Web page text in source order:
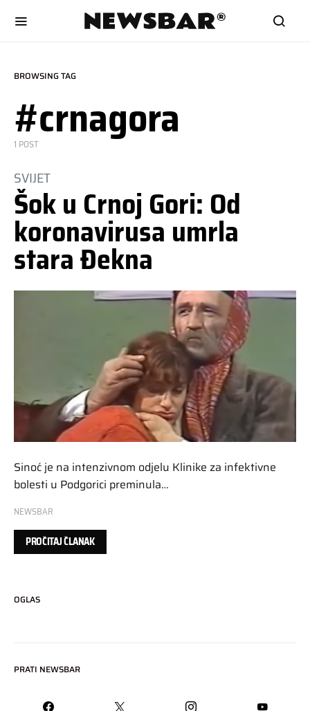
BROWSING TAG
#crnagora
1 POST
SVIJET
Šok u Crnoj Gori: Od
koronavirusa umrla
stara Đekna
Sinoć je na intenzivnom odjelu Klinike za infektivne
bolesti u Podgorici preminula…
NEWSBAR
PROČITAJ ČLANAK
OGLAS
PRATI NEWSBAR